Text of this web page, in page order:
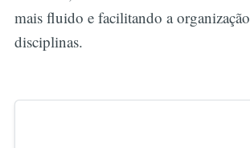
mais fluido e facilitando a
disciplinas.